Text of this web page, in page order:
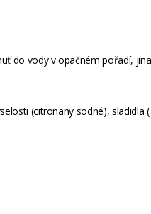
do vody v opačném pořadí,
(citronany sodné),